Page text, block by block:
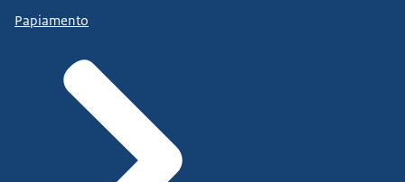
Papiamento